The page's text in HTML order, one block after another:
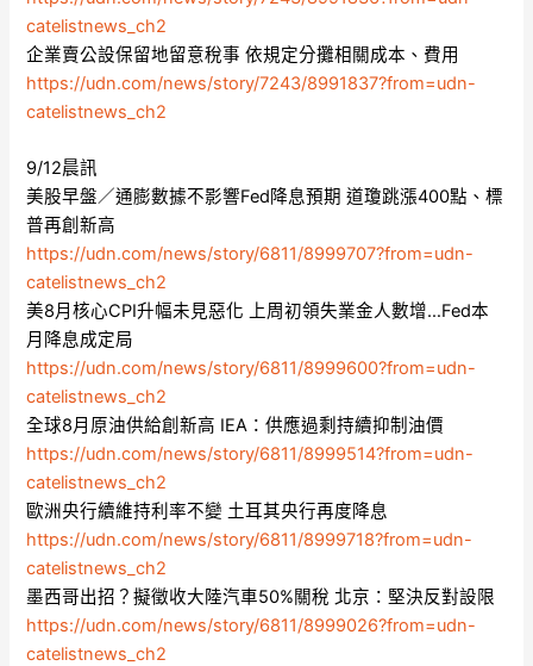
catelistnews_ch2
企業賣公設保留地留意稅事 依規定分攤相關成本、費用
https://udn.com/news/story/7243/8991837?from=udn-
catelistnews_ch2
9/12晨訊
美股早盤／通膨數據不影響Fed降息預期 道瓊跳漲400點、標
普再創新高
https://udn.com/news/story/6811/8999707?from=udn-
catelistnews_ch2
美8月核心CPI升幅未見惡化 上周初領失業金人數增…Fed本
月降息成定局
https://udn.com/news/story/6811/8999600?from=udn-
catelistnews_ch2
全球8月原油供給創新高 IEA：供應過剩持續抑制油價
https://udn.com/news/story/6811/8999514?from=udn-
catelistnews_ch2
歐洲央行續維持利率不變 土耳其央行再度降息
https://udn.com/news/story/6811/8999718?from=udn-
catelistnews_ch2
墨西哥出招？擬徵收大陸汽車50%關稅 北京：堅決反對設限
https://udn.com/news/story/6811/8999026?from=udn-
catelistnews_ch2